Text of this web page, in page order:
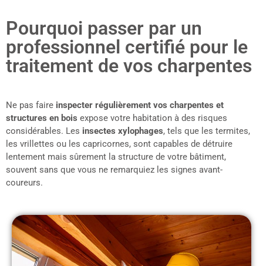
Pourquoi passer par un
professionnel certifié pour le
traitement de vos charpentes
Ne pas faire inspecter régulièrement vos charpentes et
structures en bois expose votre habitation à des risques
considérables. Les insectes xylophages, tels que les termites,
les vrillettes ou les capricornes, sont capables de détruire
lentement mais sûrement la structure de votre bâtiment,
souvent sans que vous ne remarquiez les signes avant-
coureurs.